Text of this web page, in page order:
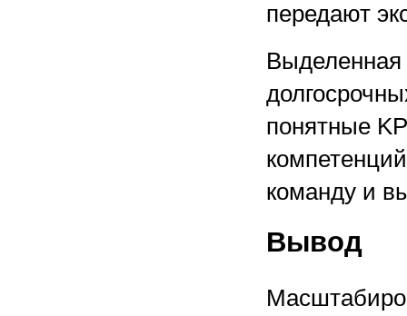
передают
Выделенная
понятные
команду и
Вывод